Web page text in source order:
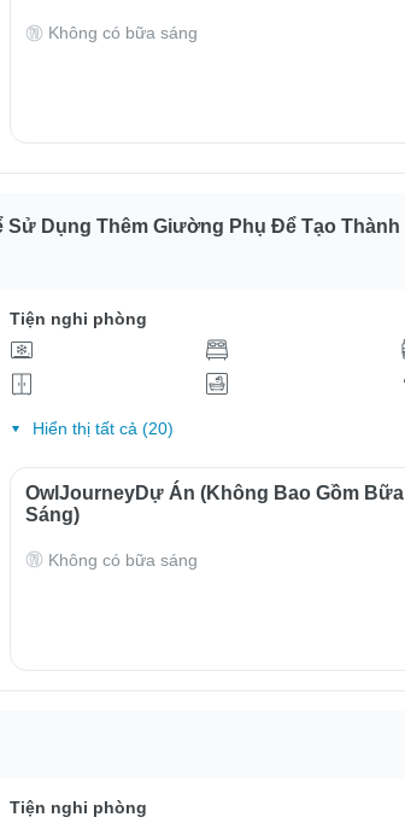
Không có bữa sáng
Dụng Thêm Giường Phụ Để Tạo Thành
Tiện nghi phòng
Hiển thị tất cả (20)
OwlJourneyDự Án (Không Bao Gồm Bữa
Sáng)
Không có bữa sáng
Tiện nghi phòng